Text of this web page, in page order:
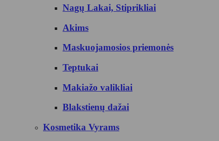
Nagų Lakai, Stiprikliai
Akims
Maskuojamosios priemonės
Teptukai
Makiažo valikliai
Blakstienų dažai
Kosmetika Vyrams